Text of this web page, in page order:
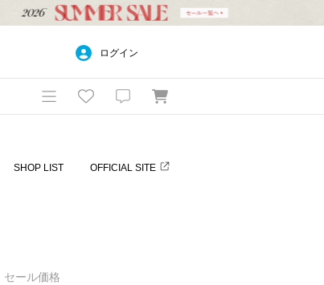
ログイン
SHOP LIST OFFICIAL SITE
セール価格